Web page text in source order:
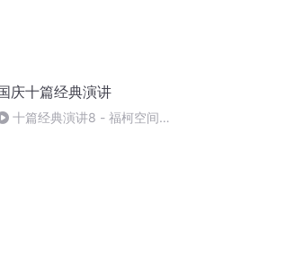
庆十篇经典演讲
十篇经典演讲8 - 福柯空间回